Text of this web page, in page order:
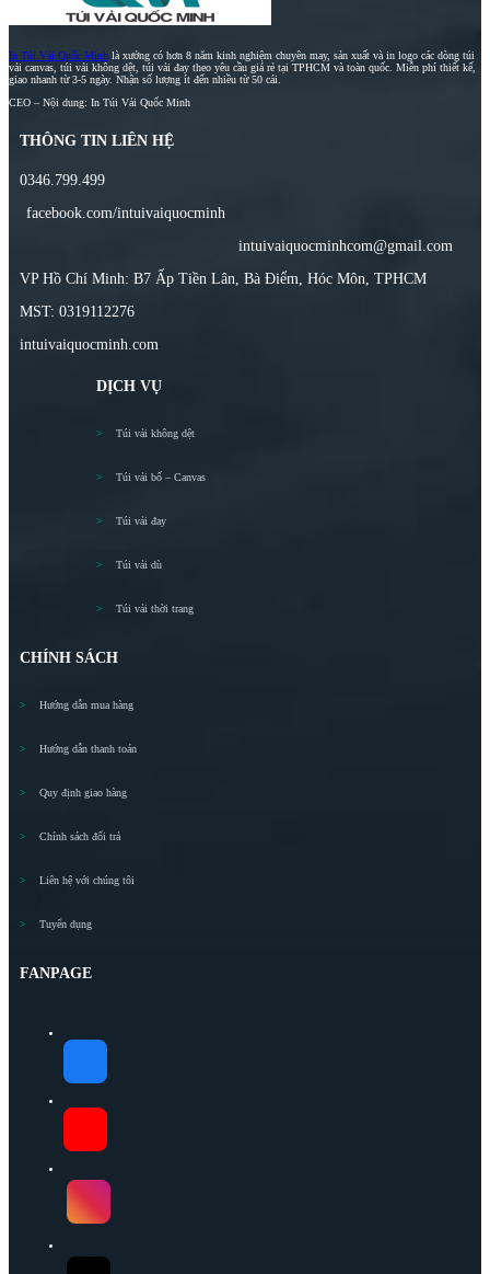
In Túi Vải Quốc Minh là xưởng có hơn 8 năm kinh nghiệm chuyên may, sản xuất và in logo các dòng túi
vải canvas, túi vải không dệt, túi vải đay theo yêu cầu giá rẻ tại TPHCM và toàn quốc. Miễn phí thiết kế,
giao nhanh từ 3-5 ngày. Nhận số lượng ít đến nhiều từ 50 cái.
CEO – Nội dung: In Túi Vải Quốc Minh
THÔNG TIN LIÊN HỆ
0346.799.499
facebook.com/intuivaiquocminh
intuivaiquocminhcom@gmail.com
VP Hồ Chí Minh: B7 Ấp Tiền Lân, Bà Điểm, Hóc Môn, TPHCM
MST: 0319112276
intuivaiquocminh.com
DỊCH VỤ
Túi vải không dệt
Túi vải bố – Canvas
Túi vải đay
Túi vải dù
Túi vải thời trang
CHÍNH SÁCH
Hướng dẫn mua hàng
Hướng dẫn thanh toán
Quy định giao hàng
Chính sách đổi trả
Liên hệ với chúng tôi
Tuyển dụng
FANPAGE